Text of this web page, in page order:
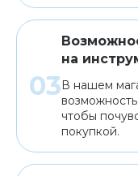
на
В нашем
чтобы
покупкой.